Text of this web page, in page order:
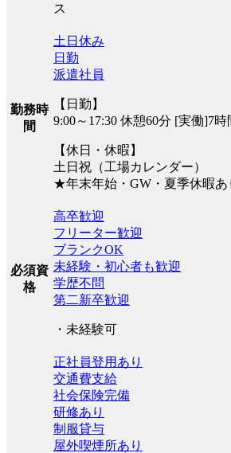
ス
勤務時
間
土日休み
日勤
派遣社員
【日勤】
9:00～17:30 休憩60分 [実働]7時
【休日・休暇】
土日祝（工場カレンダー）
★年末年始・GW・夏季休暇あ
必須資
格
高卒歓迎
フリーター歓迎
ブランクOK
未経験・初心者も歓迎
学歴不問
第二新卒歓迎
・未経験可
正社員登用あり
交通費支給
社会保険完備
研修あり
制服貸与
屋外喫煙所あり